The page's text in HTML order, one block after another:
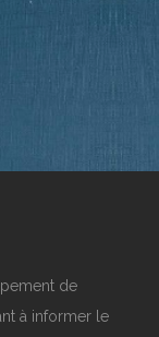
de
à informer le